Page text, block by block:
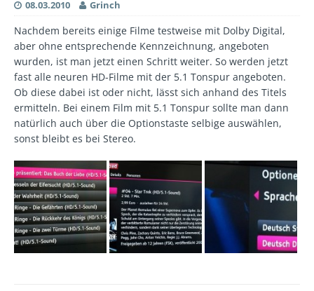
08.03.2010 Grinch
Nachdem bereits einige Filme testweise mit Dolby Digital,
aber ohne entsprechende Kennzeichnung, angeboten
wurden, ist man jetzt einen Schritt weiter. So werden jetzt
fast alle neuren HD-Filme mit der 5.1 Tonspur angeboten.
Ob diese dabei ist oder nicht, lässt sich anhand des Titels
ermitteln. Bei einem Film mit 5.1 Tonspur sollte man dann
natürlich auch über die Optionstaste selbige auswählen,
sonst bleibt es bei Stereo.